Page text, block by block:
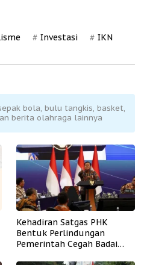
Investasi IKN
bola, bulu tangkis, basket,
berita olahraga lainnya
Kehadiran Satgas PHK
Bentuk Perlindungan
Pemerintah Cegah Badai